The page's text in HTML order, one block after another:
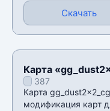
Скачать
Карта
387
Карта
модификация карт